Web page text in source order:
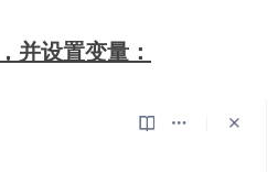
并设置变量：